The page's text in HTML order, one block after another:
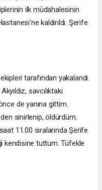
ilk müdahalesinin
kaldırıldı. Şerife
tarafından yakalandı.
savcılıktaki
de yanına gittim.
sinirlenip, öldürdüm.
11.00 sıralarında Şerife
kendisine tuttum. Tüfekle